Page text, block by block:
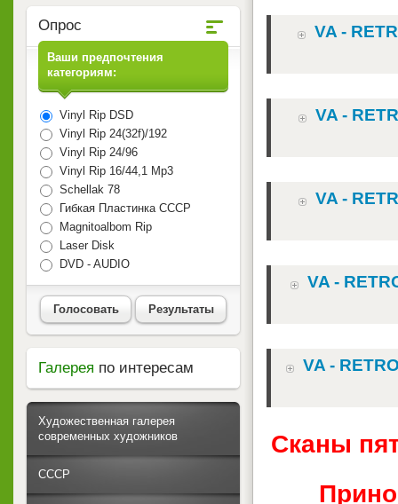
VA -
VA -
VA -
VA -
VA -
Сканы
Опрос
Ваши предпочтения
категориям:
Vinyl Rip DSD
Vinyl Rip 24(32f)/192
Vinyl Rip 24/96
Vinyl Rip 16/44,1 Mp3
Schellak 78
Гибкая Пластинка СССР
Magnitoalbom Rip
Laser Disk
DVD - AUDIO
Голосовать Результаты
Галерея по интересам
Художественная галерея
современных художников
СССР